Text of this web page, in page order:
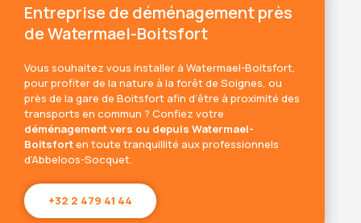
Entreprise de déménagement près
de Watermael-Boitsfort
Vous souhaitez vous installer à Watermael-Boitsfort,
pour profiter de la nature à la forêt de Soignes, ou
près de la gare de Boitsfort afin d’être à proximité des
transports en commun ? Confiez votre
déménagement vers ou depuis Watermael-
Boitsforten toute tranquillité aux professionnels
d’Abbeloos-Socquet.
+32 2 479 41 44